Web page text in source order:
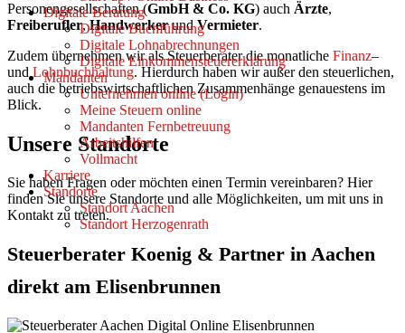
Digitale Beratung
Digitale Buchführung
Digitale Lohnabrechnungen
Digitale Einkommensteuererklärung
Mandanten
Unternehmen online (Login)
Meine Steuern online
Mandanten Fernbetreuung
Arbeitshilfen
Vollmacht
Karriere
Standorte
Standort Aachen
Standort Herzogenrath
Personengesellschaften (GmbH & Co. KG) auch Ärzte,
Freiberufler,HandwerkerundVermieter.
Zudem übernehmen wir als Steuerberater die monatliche Finanz–
und Lohnbuchhaltung. Hierdurch haben wir außer den steuerlichen,
auch die betriebswirtschaftlichen Zusammenhänge genauestens im
Blick.
Unsere Standorte
Sie haben Fragen oder möchten einen Termin vereinbaren? Hier
finden Sie unsere Standorte und alle Möglichkeiten, um mit uns in
Kontakt zu treten.
Steuerberater Koenig & Partner in Aachen
direkt am Elisenbrunnen